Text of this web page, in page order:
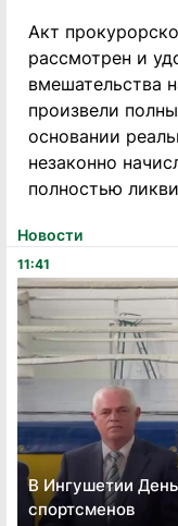
Новости
11:41
В Ингушетии
спортсменов
Акт
рассмотрен и
вмешательства
произвели
основании
незаконно
полностью